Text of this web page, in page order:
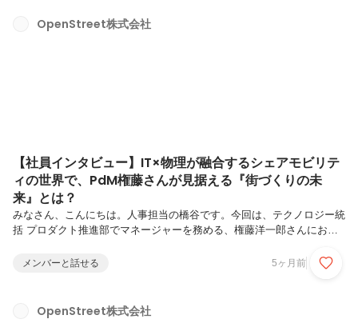
OpenStreet株式会社
【社員インタビュー】IT×物理が融合するシェアモビリテ
ィの世界で、PdM権藤さんが見据える『街づくりの未
来』とは？
みなさん、こんにちは。人事担当の橋谷です。今回は、テクノロジー統
括 プロダクト推進部でマネージャーを務める、権藤洋一郎さんにお話
PdM・ピープルマネジメント経験まで、多彩なキャリアを歩んできた
ービスに、どう向き合い、どう価値を届けているのか？」「デジタルだ
けでは完結しない、リアルな街づくりに挑むPdMの面白さとは？」 デ
メンバーと話せる 5ヶ月前
OpenStreet株式会社